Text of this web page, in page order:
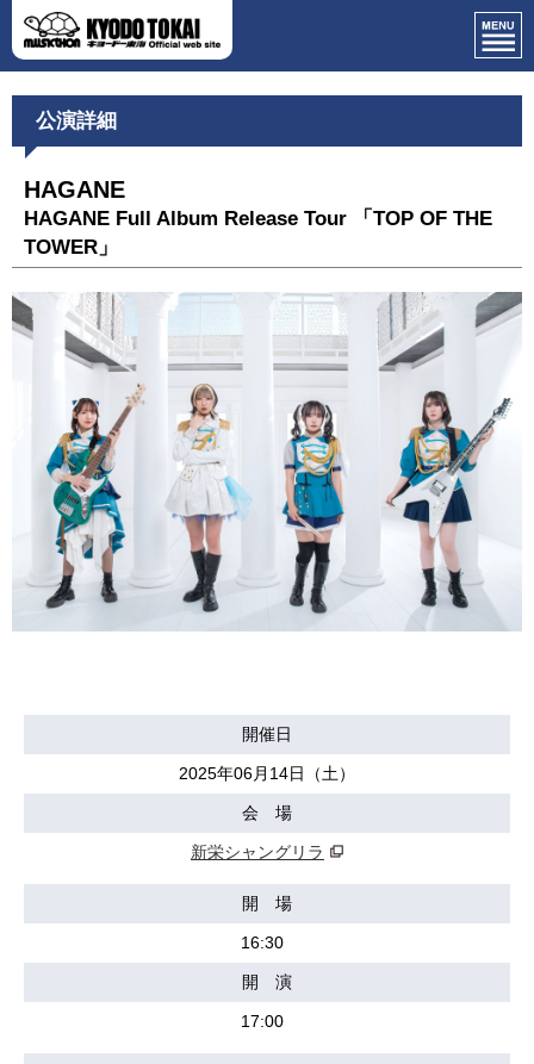
公演詳細
HAGANE
HAGANE Full Album Release Tour 「TOP OF THE
TOWER」
開催日
2025年06月14日（土）
会 場
新栄シャングリラ
開 場
16:30
開 演
17:00